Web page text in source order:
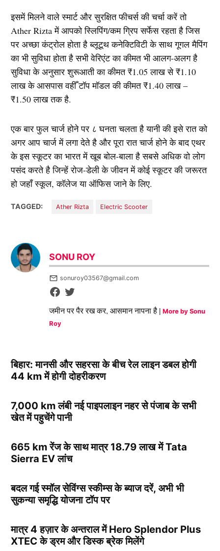
इसमें मिलने वाले स्मार्ट और सुरक्षित फीचर्स की चर्चा करें तो
Ather Rizta में आपको स्लिपिंग/कम ग्रिप सर्फेस रहता है जिस
पर अच्छा कंट्रोल होता है ब्लूटूथ कनेक्टिविटी के साथ गूगल मैपिंग
का भी सुविधा होता है सभी वेरिएंट का कीमत भी आलग-अलग है
सुविधा के अनुसार शुरूआती का कीमत ₹1.05 लाख से ₹1.10
लाख के आसपास वहीँ टॉप मॉडल की कीमत ₹1.40 लाख –
₹1.50 लाख तक है.
एक बार फुल चार्ज होने पर ८ घनता चलता है यानी की इसे रात को
अगर आप चार्ज में लगा देते है और पूरा रात चार्ज होने के बाद एथर
के इस स्कूटर का भारत में खूब बोल-बाला है सबसे अधिक वो लोग
पसंद करते है जिन्हें रोज-डेली के जीवन में कोई स्कूटर की जरूरत
हो जहाँ स्कूल, कॉलेज या ऑफिस जाने के लिए.
TAGGED: Ather Rizta Electric Scooter
SONU ROY
sonuroy03567@gmail.com
जमीन पर पैर रख कर, आसमान नापना है |More by Sonu
Roy
बिहार: मानसी और सहरसा के बीच रेल लाइन डबल होगी
44 km में होगी दोहरीकरण
7,000 km लंबी नई पाइपलाइन नहर से पंजाब के सभी
खेत में पहुचेंगे पानी
665 km रेंज के साथ मात्र 18.79 लाख में Tata
Sierra EV लांच
बदल गई स्मॉल सेविंग्स स्कीम्स के ब्याज दरें, अभी भी
सुकन्या समृद्धि योजना टॉप पर
मात्र 4 हज़ार के अन्तराल में Hero Splendor Plus
XTEC के ड्रम और डिस्क ब्रेक मिलेंगे